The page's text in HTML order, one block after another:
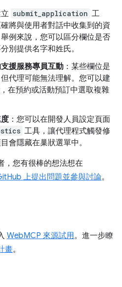
立 submit_application 工
將與使用者對話中收集到的資
例來說，您可以區分欄位是否
別提供名字和姓氏。
援服務專員互動 ：某些欄位是
代理可能無法理解。您可以建
在預約或活動預訂中選取複雜
：您可以在開發人員設定頁面
工具，讓代理程式觸發修
會隱藏在巢狀選單中。
，您有很棒的想法想在
上提出問題並參與討論。
WebMCP 來源試用。進一步瞭
畫。